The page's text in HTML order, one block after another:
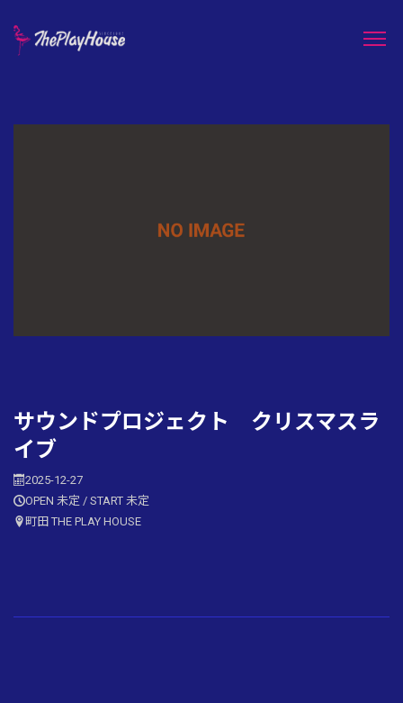
サウンドプロジェクト クリスマスラ
イブ
2025-12-27
OPEN 未定 / START 未定
町田 THE PLAY HOUSE